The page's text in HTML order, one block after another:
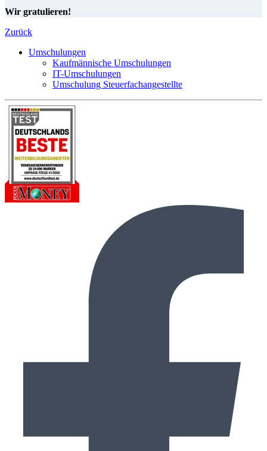
Wir gratulieren!
Zurück
Umschulungen
Kaufmännische Umschulungen
IT-Umschulungen
Umschulung Steuerfachangestellte